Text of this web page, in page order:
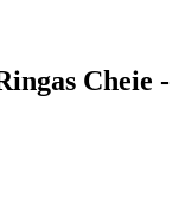
Cheie -